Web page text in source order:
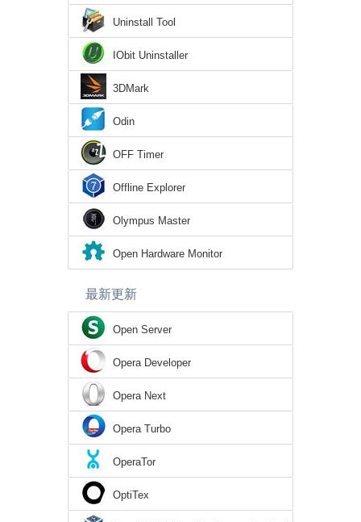
Uninstall Tool
IObit Uninstaller
3DMark
Odin
OFF Timer
Offline Explorer
Olympus Master
Open Hardware Monitor
最新更新
Open Server
Opera Developer
Opera Next
Opera Turbo
OperaTor
OptiTex